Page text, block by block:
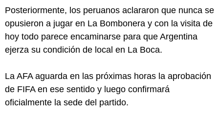
Posteriormente, los peruanos aclararon que nunca se
opusieron a jugar en La Bombonera y con la visita de
hoy todo parece encaminarse para que Argentina
ejerza su condición de local en La Boca.
La AFA aguarda en las próximas horas la aprobación
de FIFA en ese sentido y luego confirmará
oficialmente la sede del partido.